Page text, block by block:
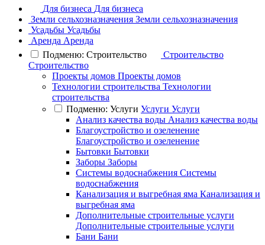
Для бизнеса Для бизнеса
Земли сельхозназначения Земли сельхозназначения
Усадьбы Усадьбы
Аренда Аренда
Подменю: Строительство
Строительство
Строительство
Проекты домов Проекты домов
Технологии строительства Технологии
строительства
Подменю: Услуги Услуги Услуги
Анализ качества воды Анализ качества воды
Благоустройство и озеленение
Благоустройство и озеленение
Бытовки Бытовки
Заборы Заборы
Системы водоснабжения Системы
водоснабжения
Канализация и выгребная яма Канализация и
выгребная яма
Дополнительные строительные услуги
Дополнительные строительные услуги
Бани Бани